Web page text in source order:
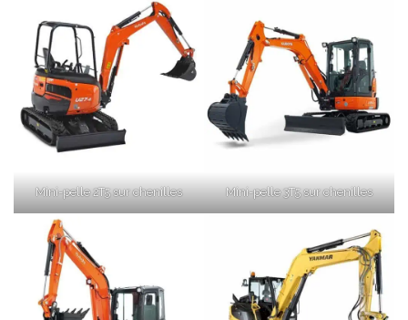
Mini-pelle 2T5 sur chenilles Mini-pelle 3T5 sur chenilles